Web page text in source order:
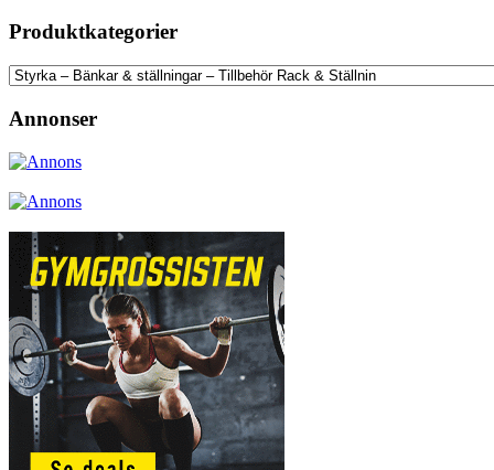
Produktkategorier
Annonser